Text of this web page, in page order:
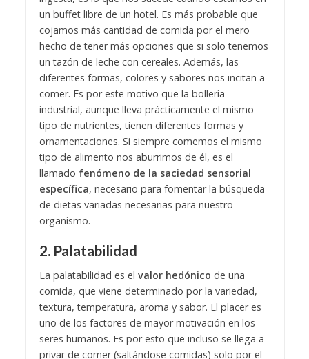
un buffet libre de un hotel. Es más probable que
cojamos más cantidad de comida por el mero
hecho de tener más opciones que si solo tenemos
un tazón de leche con cereales. Además, las
diferentes formas, colores y sabores nos incitan a
comer. Es por este motivo que la bollería
industrial, aunque lleva prácticamente el mismo
tipo de nutrientes, tienen diferentes formas y
ornamentaciones. Si siempre comemos el mismo
tipo de alimento nos aburrimos de él, es el
llamado fenómeno de la saciedad sensorial
específica, necesario para fomentar la búsqueda
de dietas variadas necesarias para nuestro
organismo.
2. Palatabilidad
La palatabilidad es el valor hedónico de una
comida, que viene determinado por la variedad,
textura, temperatura, aroma y sabor. El placer es
uno de los factores de mayor motivación en los
seres humanos. Es por esto que incluso se llega a
privar de comer (saltándose comidas) solo por el